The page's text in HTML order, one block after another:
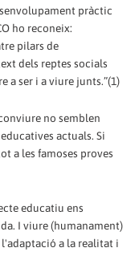
pràctic
ho reconeix:
pilars de
dels reptes socials
a ser i a viure junts.”(1)
no semblen
actuals. Si
a les famoses proves
educatiu ens
I viure (humanament)
a la realitat i